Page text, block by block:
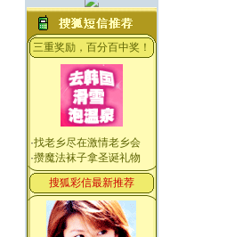
三重奖励，百分百中奖！
·找老乡尽在激情老乡会
·攒魔法袜子拿圣诞礼物
搜狐彩信最新推荐